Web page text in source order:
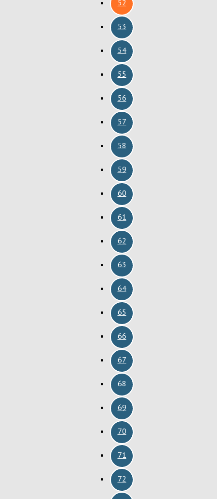
52
53
54
55
56
57
58
59
60
61
62
63
64
65
66
67
68
69
70
71
72